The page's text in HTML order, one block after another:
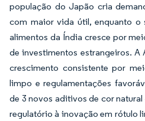
população do Japão cria
com maior vida útil, enquanto o
alimentos da Índia cresce por
de investimentos estrangeiros. A
crescimento consistente por
limpo e regulamentações
de 3 novos aditivos de cor
regulatório à inovação em rótulo